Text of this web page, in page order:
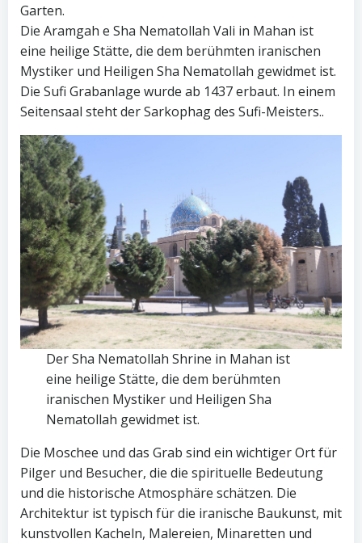
Garten.
Die Aramgah e Sha Nematollah Vali in Mahan ist
eine heilige Stätte, die dem berühmten iranischen
Mystiker und Heiligen Sha Nematollah gewidmet ist.
Die Sufi Grabanlage wurde ab 1437 erbaut. In einem
Seitensaal steht der Sarkophag des Sufi-Meisters..
Der Sha Nematollah Shrine in Mahan ist
eine heilige Stätte, die dem berühmten
iranischen Mystiker und Heiligen Sha
Nematollah gewidmet ist.
Die Moschee und das Grab sind ein wichtiger Ort für
Pilger und Besucher, die die spirituelle Bedeutung
und die historische Atmosphäre schätzen. Die
Architektur ist typisch für die iranische Baukunst, mit
kunstvollen Kacheln, Malereien, Minaretten und